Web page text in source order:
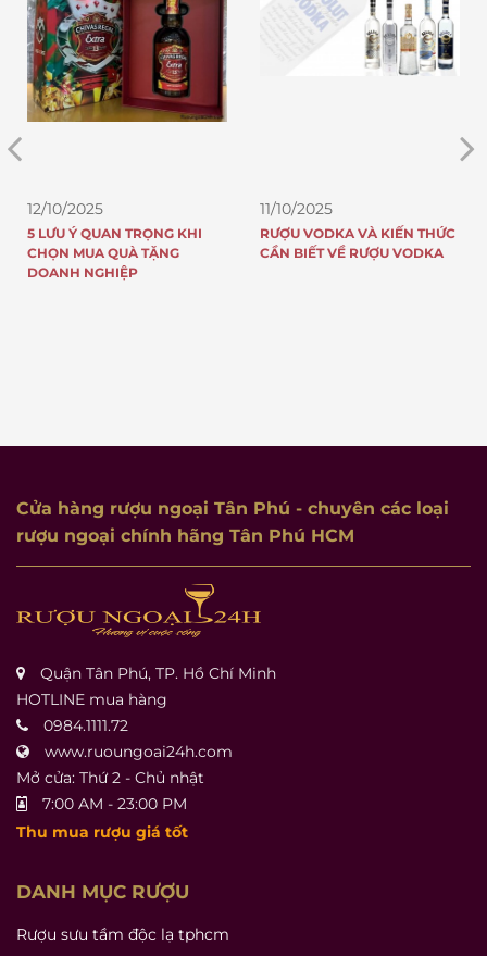
11/10/2025
RƯỢU VODKA VÀ KIẾN THỨC
CẦN BIẾT VỀ RƯỢU VODKA
11/10/2025
TOP 5 CHAI RƯỢU JOHNNIE
WALKER ĐẠT GIẢI QUỐC TẾ
Cửa hàng rượu ngoại Tân Phú - chuyên các loại
rượu ngoại chính hãng Tân Phú HCM
Quận Tân Phú, TP. Hồ Chí Minh
HOTLINE mua hàng
0984.1111.72
www.ruoungoai24h.com
Mở cửa: Thứ 2 - Chủ nhật
7:00 AM - 23:00 PM
Thu mua rượu giá tốt
DANH MỤC RƯỢU
Rượu sưu tầm độc lạ tphcm